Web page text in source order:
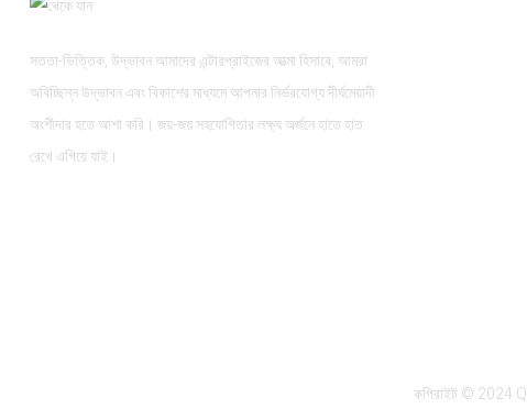
সততা-ভিত্তিক, উদ্ভাবন আমাদের এন্টারপ্রাইজের আত্মা হিসাবে, আমরা
অবিচ্ছিন্ন উদ্ভাবন এবং বিকাশের মাধ্যমে আপনার নির্ভরযোগ্য দীর্ঘমেয়াদী
অংশীদার হতে আশা করি। জয়-জয় সহযোগিতার লক্ষ্য অর্জনে হাতে হাত
রেখে এগিয়ে যাই।
কপিরাইট © 2024